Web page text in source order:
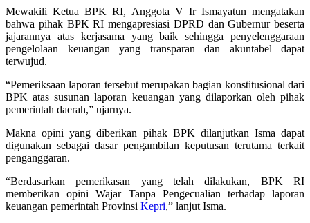
Mewakili Ketua BPK RI, Anggota V Ir Ismayatun mengatakan
bahwa pihak BPK RI mengapresiasi DPRD dan Gubernur beserta
jajarannya atas kerjasama yang baik sehingga penyelenggaraan
pengelolaan keuangan yang transparan dan akuntabel dapat
terwujud.
“Pemeriksaan laporan tersebut merupakan bagian konstitusional dari
BPK atas susunan laporan keuangan yang dilaporkan oleh pihak
pemerintah daerah,” ujarnya.
Makna opini yang diberikan pihak BPK dilanjutkan Isma dapat
digunakan sebagai dasar pengambilan keputusan terutama terkait
penganggaran.
“Berdasarkan pemerikasan yang telah dilakukan, BPK RI
memberikan opini Wajar Tanpa Pengecualian terhadap laporan
keuangan pemerintah Provinsi Kepri,” lanjut Isma.